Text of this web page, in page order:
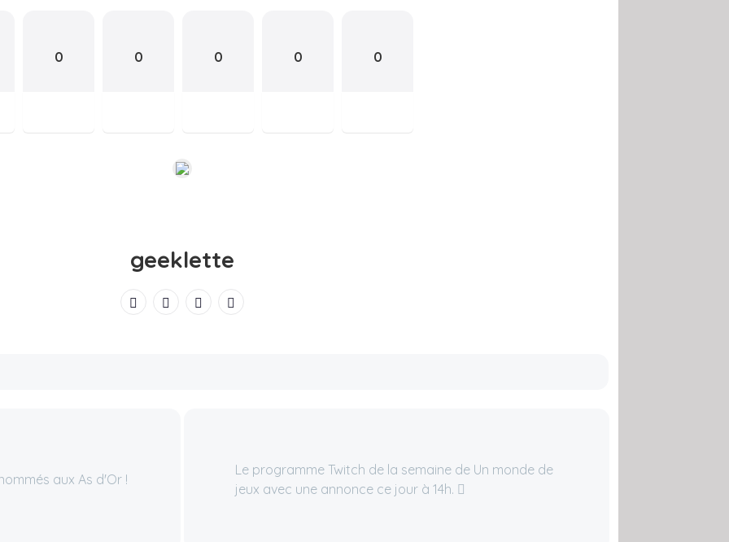
0 0 0 0 0
geeklette
aux As d'Or !
Le programme Twitch de la semaine de Un monde de
jeux avec une annonce ce jour à 14h.